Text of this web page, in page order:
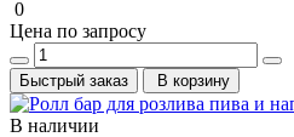
0
Цена по запросу
Быстрый заказ В корзину
В наличии